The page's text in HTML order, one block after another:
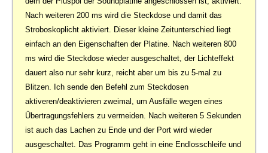
Nach weiteren 200 ms wird die Steckdose und damit das
Stroboskoplicht aktiviert. Dieser kleine Zeitunterschied liegt
einfach an den Eigenschaften der Platine. Nach weiteren 800
ms wird die Steckdose wieder ausgeschaltet, der Lichteffekt
dauert also nur sehr kurz, reicht aber um bis zu 5-mal zu
Blitzen. Ich sende den Befehl zum Steckdosen
aktiveren/deaktivieren zweimal, um Ausfälle wegen eines
Übertragungsfehlers zu vermeiden. Nach weiteren 5 Sekunden
ist auch das Lachen zu Ende und der Port wird wieder
ausgeschaltet. Das Programm geht in eine Endlosschleife und